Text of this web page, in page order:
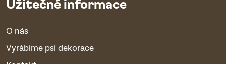
Užitečné informace
O nás
Vyrábíme psí dekorace